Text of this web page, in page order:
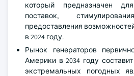
который предназначен
поставок,
предоставления
в 2024 году.
Рынок генераторов
Америки в 2034 году
экстремальных погодных